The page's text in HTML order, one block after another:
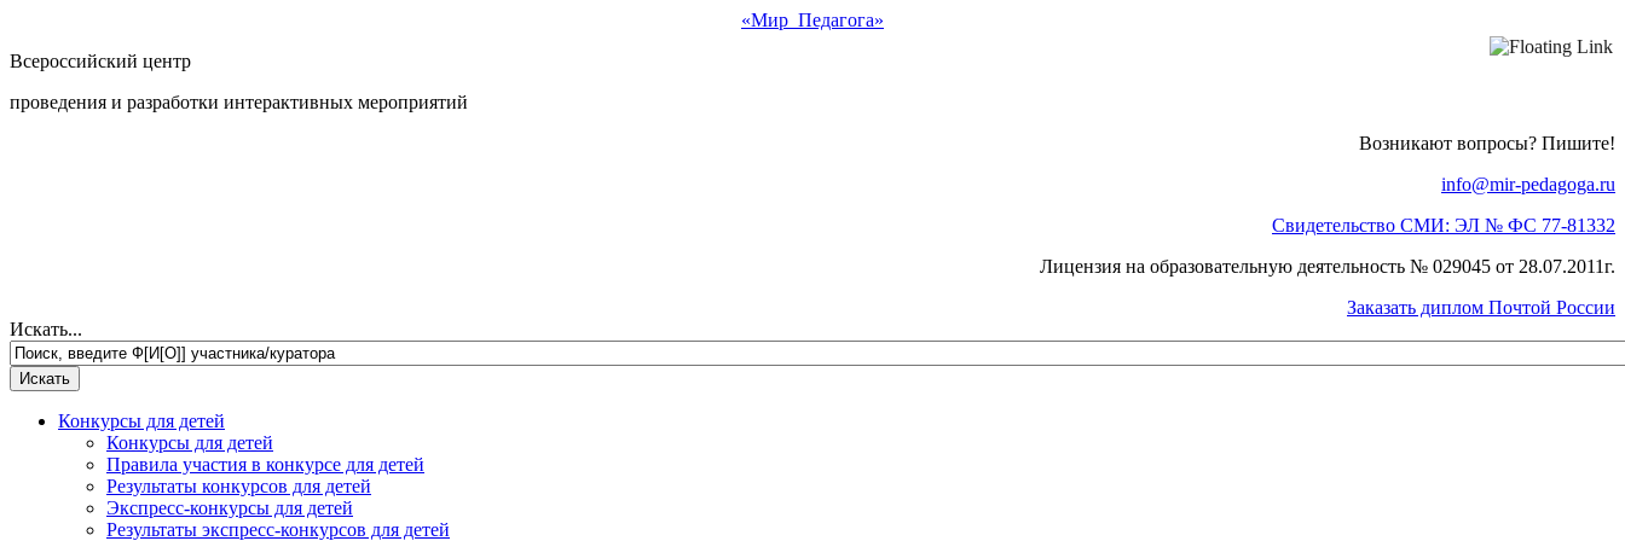
«Мир Педагога»
Всероссийский центр
проведения и разработки интерактивных мероприятий
Возникают вопросы? Пишите!
info@mir-pedagoga.ru
Свидетельство СМИ: ЭЛ № ФС 77-81332
Лицензия на образовательную деятельность № 029045 от 28.07.2011г.
Заказать диплом Почтой России
Искать...
Конкурсы для детей
Конкурсы для детей
Правила участия в конкурсе для детей
Результаты конкурсов для детей
Экспресс-конкурсы для детей
Результаты экспресс-конкурсов для детей